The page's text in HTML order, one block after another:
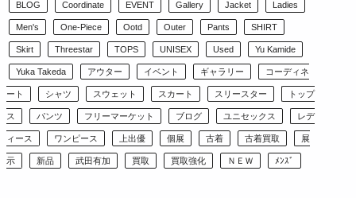
BLOG Coordinate EVENT Gallery Jacket Ladies
Men's One-Piece Ootd Outer Pants SHIRT
Skirt Threestar TOPS UNISEX Used Yu Kamide
Yuka Takeda アウター イベント ギャラリー コーディネ
ート シャツ スウェット スカート スリースター トップ
ス パンツ フリーマーケット ブログ ユニセックス レデ
ィース ワンピース 上出優 個展 古着 古着買取 展
示 新品 武田有加 買取 買取強化 ＮＥＷ ﾒﾝｽﾞ